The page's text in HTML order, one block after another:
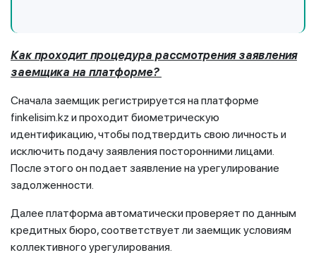
Как проходит процедура рассмотрения заявления
заемщика на платформе?
Сначала заемщик регистрируется на платформе
finkelisim.kz и проходит биометрическую
идентификацию, чтобы подтвердить свою личность и
исключить подачу заявления посторонними лицами.
После этого он подает заявление на урегулирование
задолженности.
Далее платформа автоматически проверяет по данным
кредитных бюро, соответствует ли заемщик условиям
коллективного урегулирования.